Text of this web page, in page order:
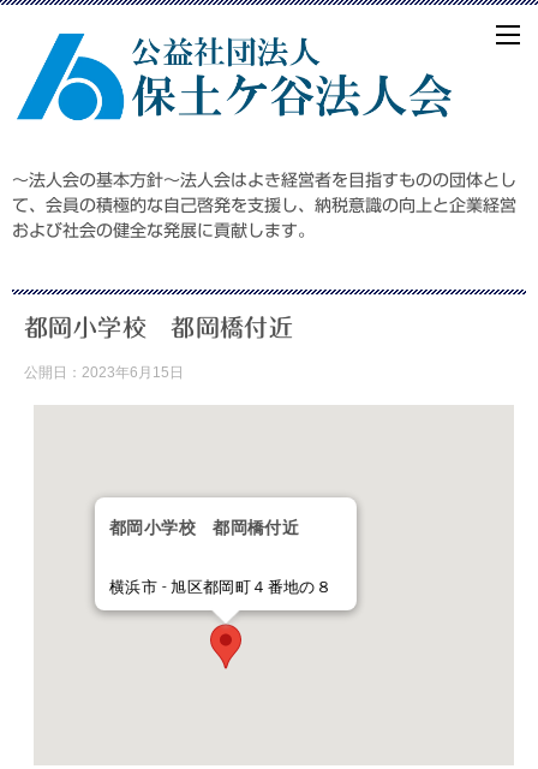
～法人会の基本方針～法人会はよき経営者を目指すものの団体とし
て、会員の積極的な自己啓発を支援し、納税意識の向上と企業経営
および社会の健全な発展に貢献します。
都岡小学校 都岡橋付近
公開日： 2023年6月15日
都岡小学校 都岡橋付近
横浜市 - 旭区都岡町４番地の８